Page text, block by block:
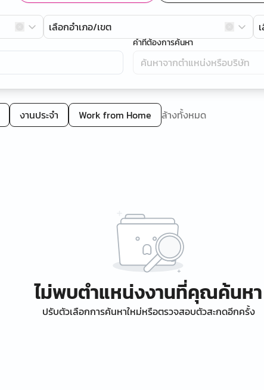
เลือกอำเภอ/เขต
คำที่ต้องการค้นหา
งานประจำ Work from Home ล้างทั้งหมด
ไม่พบตำแหน่งงานที่คุณค้นหา
ปรับตัวเลือกการค้นหาใหม่หรือตรวจสอบตัวสะกดอีกครั้ง